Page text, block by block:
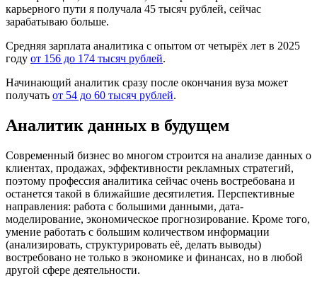
карьерного пути я получала 45 тысяч рублей, сейчас
зарабатываю больше.
Средняя зарплата аналитика с опытом от четырёх лет в 2025
году от 156 до 174 тысяч рублей.
Начинающий аналитик сразу после окончания вуза может
получать от 54 до 60 тысяч рублей.
Аналитик данных в будущем
Современный бизнес во многом строится на анализе данных о
клиентах, продажах, эффективности рекламных стратегий,
поэтому профессия аналитика сейчас очень востребована и
останется такой в ближайшие десятилетия. Перспективные
направления: работа с большими данными, дата-
моделирование, экономическое прогнозирование. Кроме того,
умение работать с большим количеством информации
(анализировать, структурировать её, делать выводы)
востребовано не только в экономике и финансах, но в любой
другой сфере деятельности.